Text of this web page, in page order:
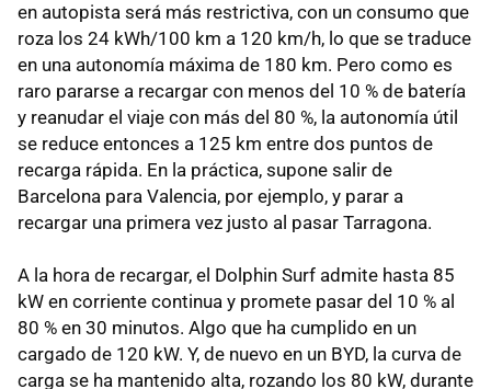
en autopista será más restrictiva, con un consumo que
roza los 24 kWh/100 km a 120 km/h, lo que se traduce
en una autonomía máxima de 180 km. Pero como es
raro pararse a recargar con menos del 10 % de batería
y reanudar el viaje con más del 80 %, la autonomía útil
se reduce entonces a 125 km entre dos puntos de
recarga rápida. En la práctica, supone salir de
Barcelona para Valencia, por ejemplo, y parar a
recargar una primera vez justo al pasar Tarragona.
A la hora de recargar, el Dolphin Surf admite hasta 85
kW en corriente continua y promete pasar del 10 % al
80 % en 30 minutos. Algo que ha cumplido en un
cargado de 120 kW. Y, de nuevo en un BYD, la curva de
carga se ha mantenido alta, rozando los 80 kW, durante